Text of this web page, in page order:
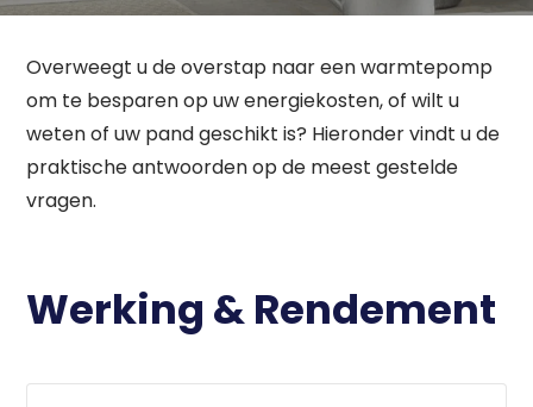
Overweegt u de overstap naar een warmtepomp
om te besparen op uw energiekosten, of wilt u
weten of uw pand geschikt is? Hieronder vindt u de
praktische antwoorden op de meest gestelde
vragen.
Werking & Rendement